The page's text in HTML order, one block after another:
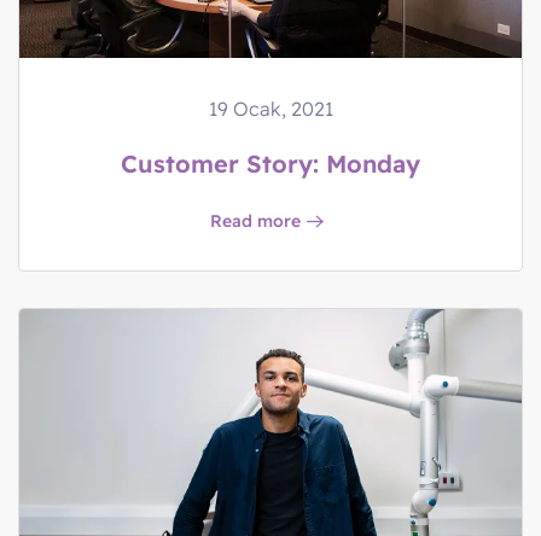
19 Ocak, 2021
Customer Story: Monday
Read more